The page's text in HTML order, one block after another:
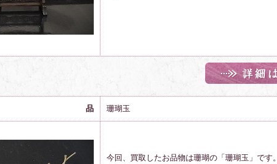
品 珊瑚玉
今回、買取したお品物は珊瑚の「珊瑚玉」です。